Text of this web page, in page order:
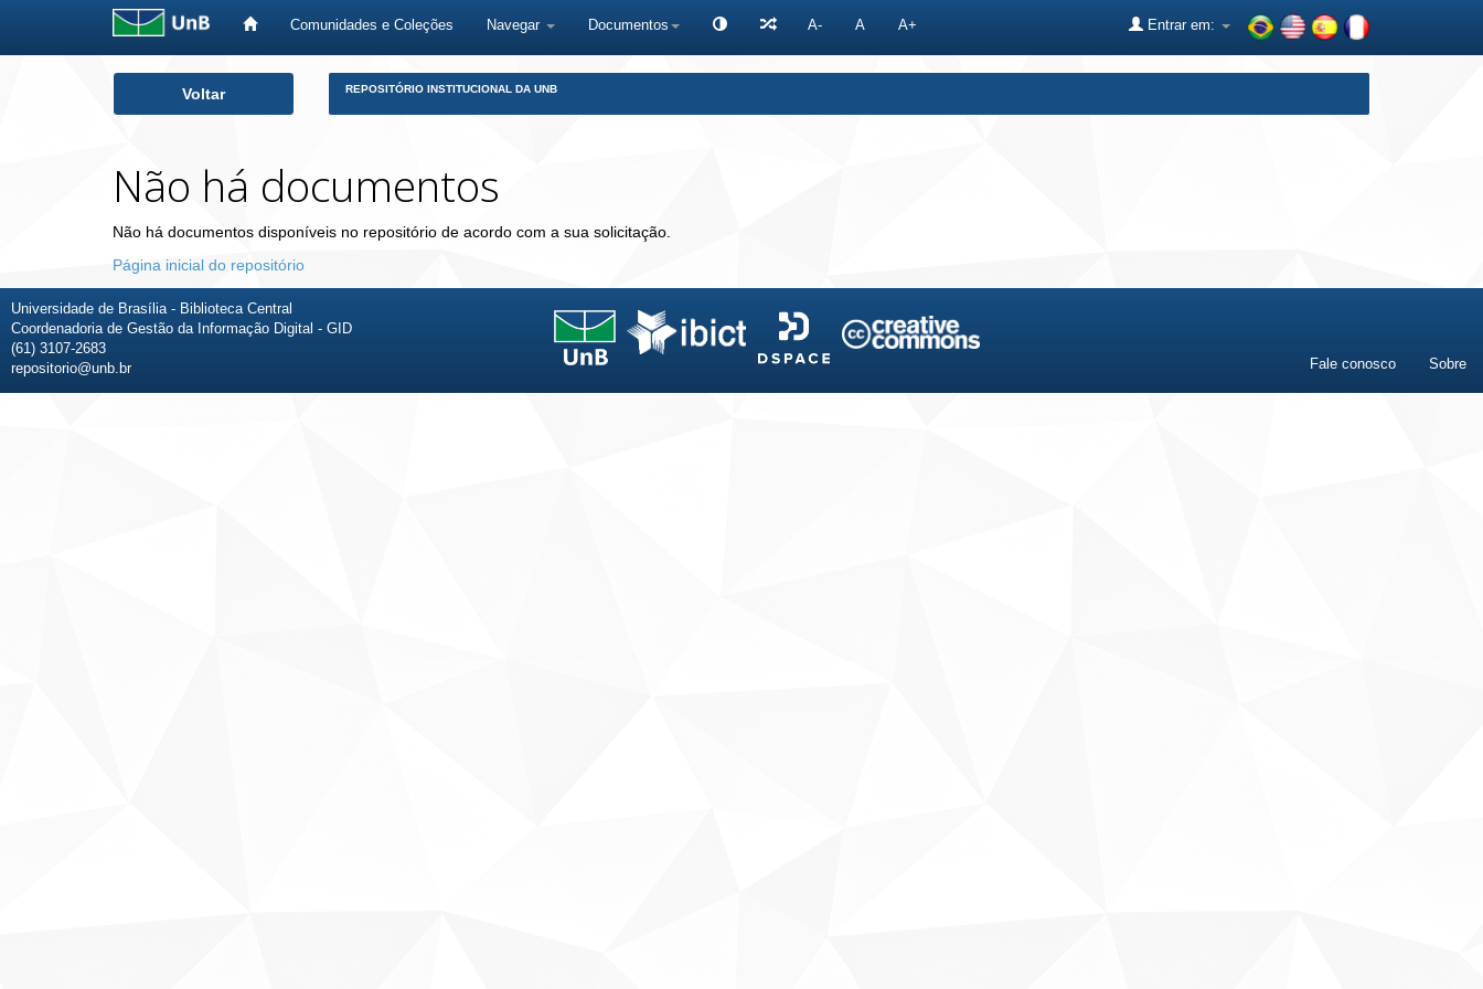
Comunidades e Coleções Navegar Documentos A- A A+ Entrar em:
Voltar REPOSITÓRIO INSTITUCIONAL DA UNB
Não há documentos
Não há documentos disponíveis no repositório de acordo com a sua solicitação.
Página inicial do repositório
Universidade de Brasília - Biblioteca Central
Coordenadoria de Gestão da Informação Digital - GID
(61) 3107-2683
repositorio@unb.br
Fale conosco Sobre